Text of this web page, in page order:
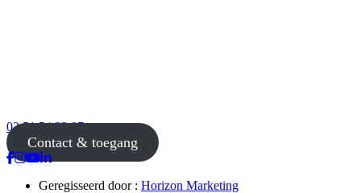
02 51 54 33 87
Contact & toegang
Geregisseerd door : Horizon Marketing